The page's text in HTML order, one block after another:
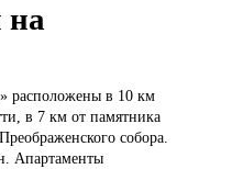
на
расположены в 10 км
в 7 км от памятника
собора.
Апартаменты